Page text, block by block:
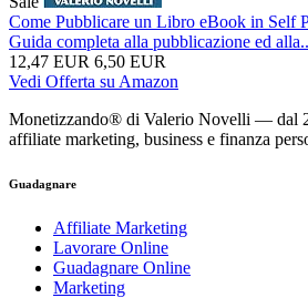
Come Pubblicare un Libro eBook in Self
Guida completa alla pubblicazione ed
12,47 EUR 6,50 EUR
Vedi Offerta su Amazon
Monetizzando® di Valerio Novelli — dal
affiliate marketing, business e finanza
Guadagnare
Affiliate Marketing
Lavorare Online
Guadagnare Online
Marketing